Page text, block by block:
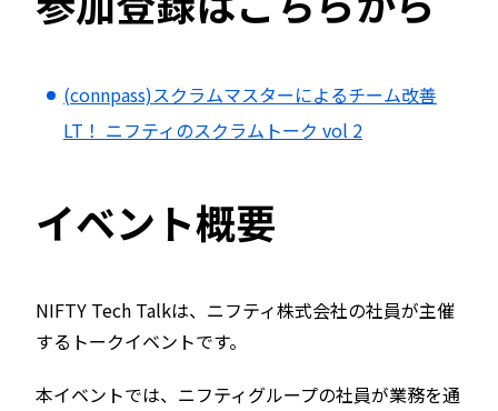
(connpass)スクラムマスターによるチーム改善
LT！ ニフティのスクラムトーク vol 2
イベント概要
NIFTY Tech Talkは、ニフティ株式会社の社員が主催
するトークイベントです。
本イベントでは、ニフティグループの社員が業務を通